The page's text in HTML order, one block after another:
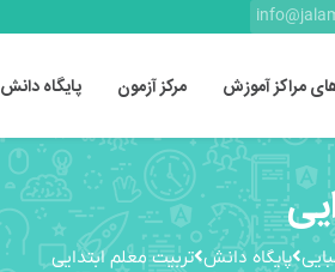
مراکز آموزش مرکز آزمون پایگاه دانش
پایگاه دانش تربیت معلم ابتدایی